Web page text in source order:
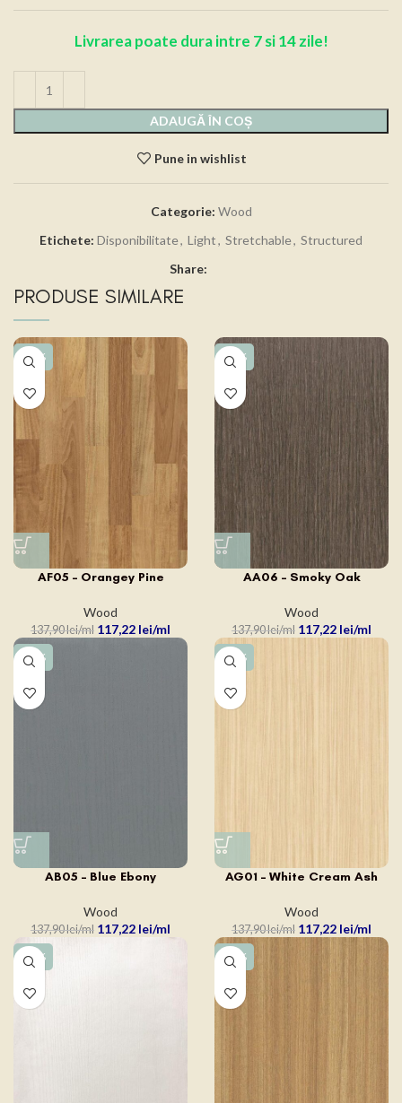
Livrarea poate dura intre 7 si 14 zile!
ADAUGĂ ÎN COȘ
Pune in wishlist
Categorie: Wood
Etichete: Disponibilitate, Light, Stretchable, Structured
Share:
PRODUSE SIMILARE
-15%
AF05 – Orangey Pine
Wood
137,90lei 117,22 lei
-15%
AA06 – Smoky Oak
Wood
137,90lei 117,22 lei
-15%
AB05 – Blue Ebony
Wood
137,90lei 117,22 lei
-15%
AG01 – White Cream Ash
Wood
137,90lei 117,22 lei
-15% -15%